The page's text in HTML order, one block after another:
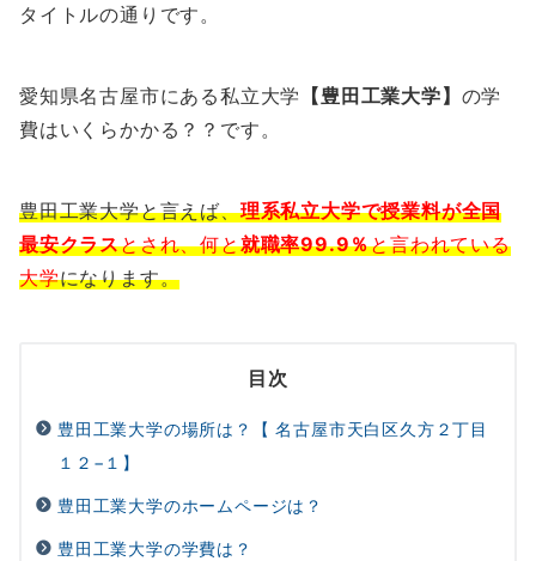
タイトルの通りです。
愛知県名古屋市にある私立大学 【豊田工業大学】 の学
費はいくらかかる？？です。
豊田工業大学と言えば、理系私立大学で授業料が全国
最安クラスとされ、何と就職率99.9％と言われている
大学になります。
目次
豊田工業大学の場所は？【 名古屋市天白区久方２丁目
１２−１】
豊田工業大学のホームページは？
豊田工業大学の学費は？